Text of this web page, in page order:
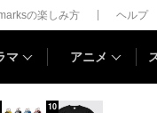
の楽しみ方 ヘルプ
マ アニメ
10